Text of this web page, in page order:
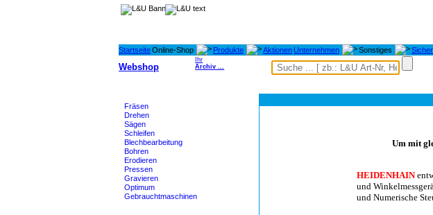
StartseiteOnline-Shop Produkte AktionenUnternehmen Sonstiges
Webshop
Ihr
Archiv ...
Fräsen
Drehen
Sägen
Schleifen
Blechbearbeitung
Bohren
Erodieren
Pressen
Gravieren
Optimum
Gebrauchtmaschinen
Um mit
HEIDENHAIN
und
und Numerische